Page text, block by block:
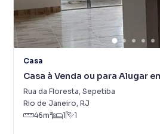
Casa
Casa à Venda ou para Alugar
Rua da Floresta, Sepetiba
Rio de Janeiro, RJ
46m² 1 1